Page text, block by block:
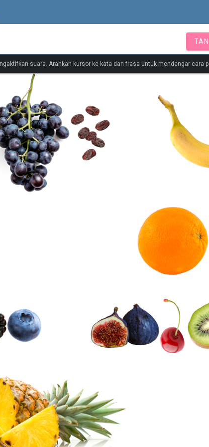
suara. Arahkan kursor ke kata dan frasa untuk mendengar cara